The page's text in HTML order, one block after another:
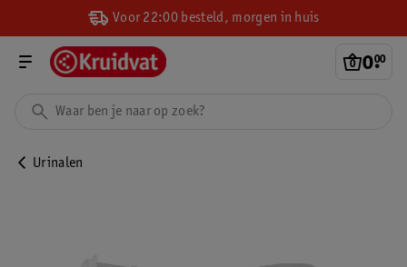
Voor 22:00 besteld, morgen in huis
0.
00
Urinalen